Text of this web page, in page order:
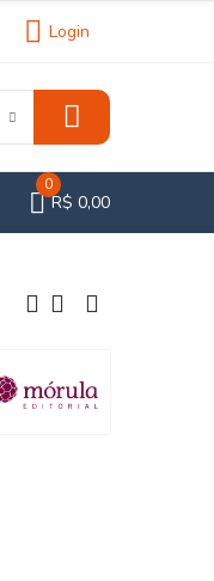
Login
0
R$ 0,00